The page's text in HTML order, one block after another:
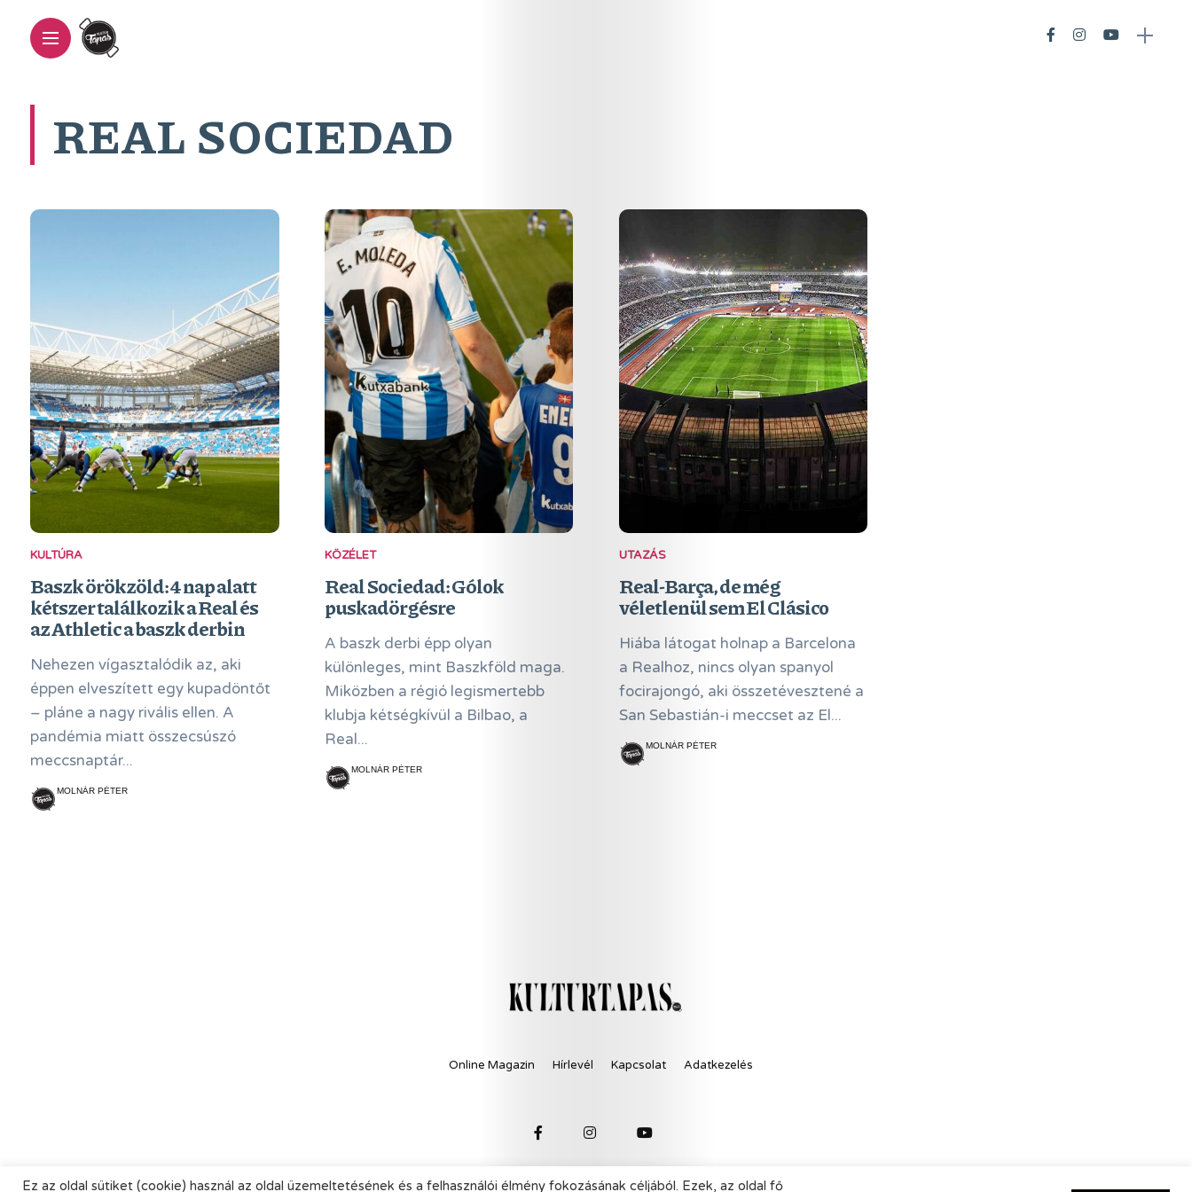
Online
Magazin
Hírlevél
Kapcsolat
REAL SOCIEDAD
KULTÚRA
Baszk örökzöld: 4 nap alatt
kétszer találkozik a Real és
az Athletic a baszk derbin
Nehezen vígasztalódik az, aki
éppen elveszített egy kupadöntőt
– pláne a nagy rivális ellen. A
pandémia miatt összecsúszó
meccsnaptár...
MOLNÁR PÉTER
KÖZÉLET
Real Sociedad: Gólok
puskadörgésre
A baszk derbi épp olyan
különleges, mint Baszkföld maga.
Miközben a régió legismertebb
klubja kétségkívül a Bilbao, a
Real...
MOLNÁR PÉTER
UTAZÁS
Real-Barça, de még
véletlenül sem El Clásico
Hiába látogat holnap a Barcelona
a Realhoz, nincs olyan spanyol
focirajongó, aki összetévesztené a
San Sebastián-i meccset az El...
MOLNÁR PÉTER
Online Magazin Hírlevél Kapcsolat Adatkezelés
© 2021 KultúrTapas - All Rights Reserved.
Ez az oldal sütiket (cookie) használ az oldal üzemeltetésének és a felhasználói élmény fokozásának céljából. Ezek, az oldal fő